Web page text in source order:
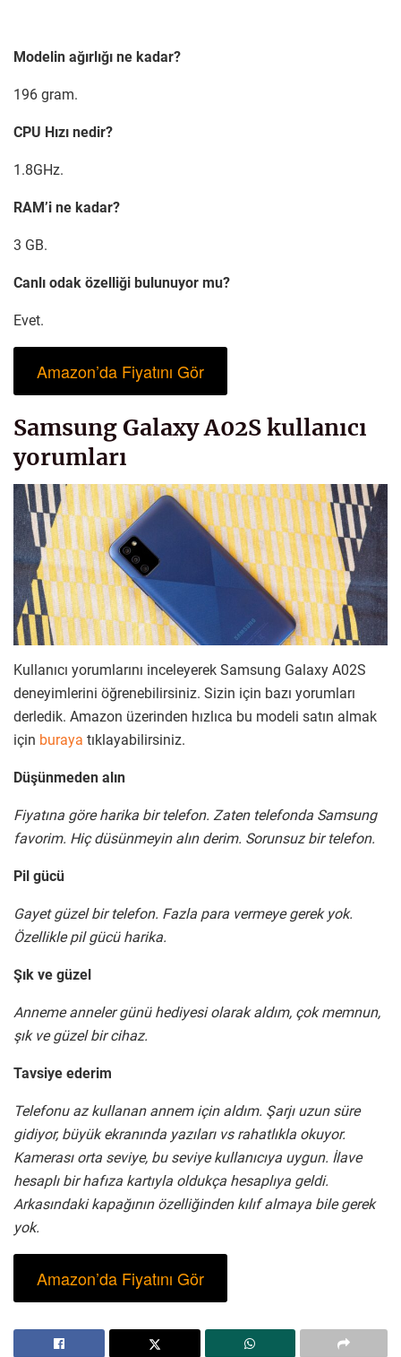
Modelin ağırlığı ne kadar?
196 gram.
CPU Hızı nedir?
1.8GHz.
RAM’i ne kadar?
3 GB.
Canlı odak özelliği bulunuyor mu?
Evet.
Amazon’da Fiyatını Gör
Samsung Galaxy A02S kullanıcı
yorumları
Kullanıcı yorumlarını inceleyerek Samsung Galaxy A02S
deneyimlerini öğrenebilirsiniz. Sizin için bazı yorumları
derledik. Amazon üzerinden hızlıca bu modeli satın almak
için buraya tıklayabilirsiniz.
Düşünmeden alın
Fiyatına göre harika bir telefon. Zaten telefonda Samsung
favorim. Hiç düsünmeyin alın derim. Sorunsuz bir telefon.
Pil gücü
Gayet güzel bir telefon. Fazla para vermeye gerek yok.
Özellikle pil gücü harika.
Şık ve güzel
Anneme anneler günü hediyesi olarak aldım, çok memnun,
şık ve güzel bir cihaz.
Tavsiye ederim
Telefonu az kullanan annem için aldım. Şarjı uzun süre
gidiyor, büyük ekranında yazıları vs rahatlıkla okuyor.
Kamerası orta seviye, bu seviye kullanıcıya uygun. İlave
hesaplı bir hafıza kartıyla oldukça hesaplıya geldi.
Arkasındaki kapağının özelliğinden kılıf almaya bile gerek
yok.
Amazon’da Fiyatını Gör